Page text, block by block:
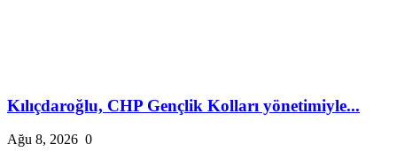
Kılıçdaroğlu, CHP Gençlik Kolları yönetimiyle...
Ağu 8, 2026 0